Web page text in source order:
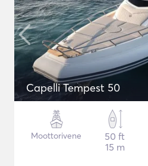
Capelli Tempest 50
Moottorivene
50 ft
15 m